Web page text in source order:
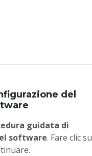
del
guidata di
software. Fare clic su